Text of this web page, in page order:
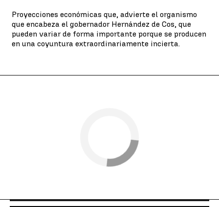
Proyecciones económicas que, advierte el organismo
que encabeza el gobernador Hernández de Cos, que
pueden variar de forma importante porque se producen
en una coyuntura extraordinariamente incierta.